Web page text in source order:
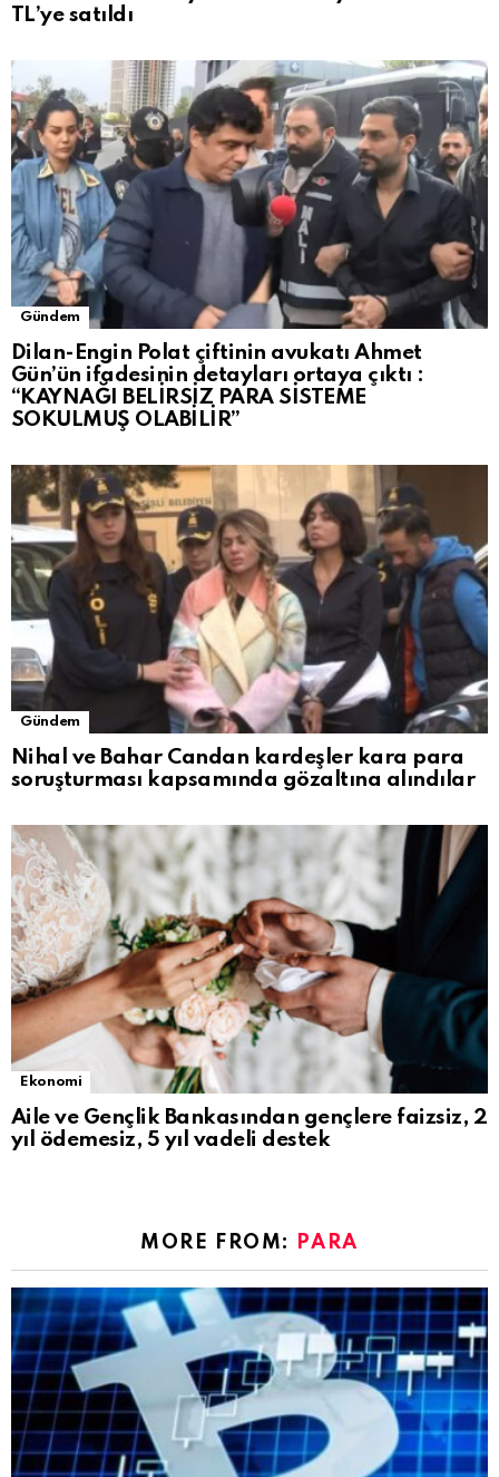
TL’ye satıldı
Gündem
Dilan-Engin Polat çiftinin avukatı Ahmet
Gün’ün ifadesinin detayları ortaya çıktı :
“KAYNAĞI BELİRSİZ PARA SİSTEME
SOKULMUŞ OLABİLİR”
Gündem
Nihal ve Bahar Candan kardeşler kara para
soruşturması kapsamında gözaltına alındılar
Ekonomi
Aile ve Gençlik Bankasından gençlere faizsiz, 2
yıl ödemesiz, 5 yıl vadeli destek
MORE FROM: PARA